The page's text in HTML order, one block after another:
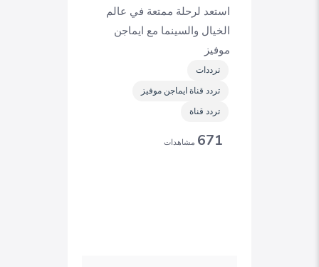
استعد لرحلة ممتعة في عالم
الخيال والسينما مع ايماجن
موفيز
ترددات
تردد قناة ايماجن موفيز
تردد قناة
671 مشاهدات